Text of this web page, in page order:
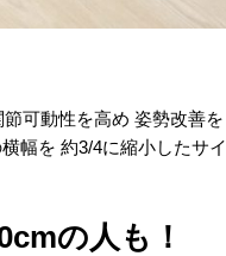
可動性を高め 姿勢改善を
幅を 約3/4に縮小したサイ
の人も！